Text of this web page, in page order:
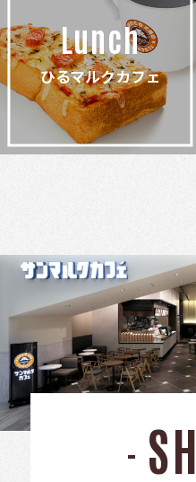
Lunch
ひるマルクカフェ